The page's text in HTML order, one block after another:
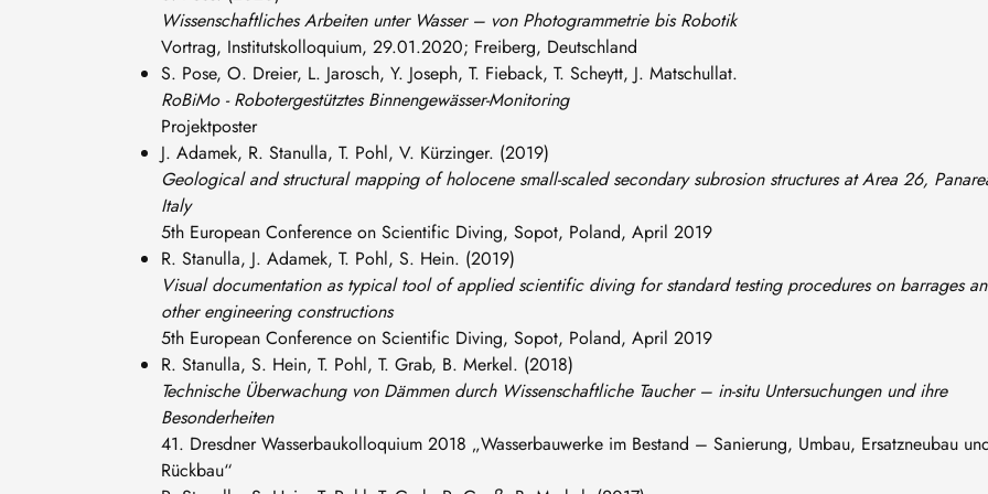
Wissenschaftliches Arbeiten unter Wasser – von Photogrammetrie bis Robotik
Vortrag, Institutskolloquium, 29.01.2020; Freiberg, Deutschland
S. Pose, O. Dreier, L. Jarosch, Y. Joseph, T. Fieback, T. Scheytt, J. Matschullat.
RoBiMo - Robotergestütztes Binnengewässer-Monitoring
Projektposter
J. Adamek, R. Stanulla, T. Pohl, V. Kürzinger. (2019)
Geological and structural mapping of holocene small-scaled secondary subrosion structures at Area 26,
Italy
5th European Conference on Scientific Diving, Sopot, Poland, April 2019
R. Stanulla, J. Adamek, T. Pohl, S. Hein. (2019)
Visual documentation as typical tool of applied scientific diving for standard testing procedures on barrages
other engineering constructions
5th European Conference on Scientific Diving, Sopot, Poland, April 2019
R. Stanulla, S. Hein, T. Pohl, T. Grab, B. Merkel. (2018)
Technische Überwachung von Dämmen durch Wissenschaftliche Taucher – in-situ Untersuchungen und ihre
Besonderheiten
41. Dresdner Wasserbaukolloquium 2018 „Wasserbauwerke im Bestand – Sanierung, Umbau, Ersatzneubau
Rückbau“